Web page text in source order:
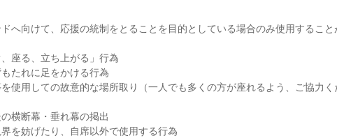
へ向けて、応援の統制をとることを目的としている場合のみ使用すること
座る、立ち上がる」行為
たれに足をかける行為
使用しての故意的な場所取り（一人でも多くの方が座れるよう、ご協力く
横断幕・垂れ幕の掲出
を妨げたり、自席以外で使用する行為